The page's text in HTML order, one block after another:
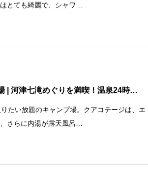
とても綺麗で、シャワ…
| 河津七滝めぐりを満喫！温泉24時…
たい放題のキャンプ場。クアコテージは、エ
さらに内湯が露天風呂…